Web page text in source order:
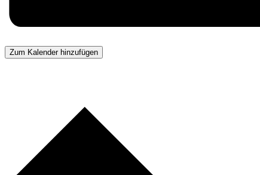
Zum Kalender hinzufügen